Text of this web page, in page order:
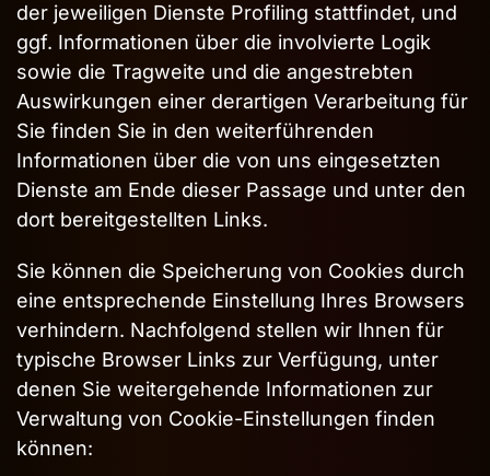
Monochrom
Dunkler Kontrast
Heller Kontrast
Niedrige Sättigung
Hohe Sättigung
Links hervorheben
Überschriften hervorheben
Bildschirmleser
Lesemodus
Inhaltsskalierung 100%
Schriftgröße 100%
Zeilenhöhe 100%
Buchstabenabstand 100%
der jeweiligen Dienste Profiling stattfindet, und
ggf. Informationen über die involvierte Logik
sowie die Tragweite und die angestrebten
Auswirkungen einer derartigen Verarbeitung für
Sie finden Sie in den weiterführenden
Informationen über die von uns eingesetzten
Dienste am Ende dieser Passage und unter den
dort bereitgestellten Links.
Sie können die Speicherung von Cookies durch
eine entsprechende Einstellung Ihres Browsers
verhindern. Nachfolgend stellen wir Ihnen für
typische Browser Links zur Verfügung, unter
denen Sie weitergehende Informationen zur
Verwaltung von Cookie-Einstellungen finden
können: